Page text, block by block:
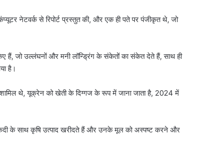
नेटवर्क से रिपोर्ट प्रस्तुत की, और एक ही पते पर पंजीकृत थे, जो
हैं, जो उल्लंघनों और मनी लॉन्ड्रिंग के संकेतों का संकेत देते हैं, साथ ही
है।
थे, यूक्रेन को खेती के दिग्गज के रूप में जाना जाता है, 2024 में
के साथ कृषि उत्पाद खरीदते हैं और उनके मूल को अस्पष्ट करने और